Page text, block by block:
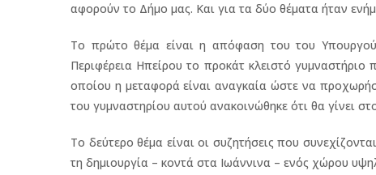
αφορούν το Δήμο μας. Και για τα δύο θέματα ήταν
Το πρώτο θέμα είναι η απόφαση του του
Περιφέρεια Ηπείρου το προκάτ κλειστό
οποίου η μεταφορά είναι αναγκαία ώστε να
του γυμναστηρίου αυτού ανακοινώθηκε ότι θα γίνει
Το δεύτερο θέμα είναι οι συζητήσεις που
τη δημιουργία – κοντά στα Ιωάννινα – ενός χώρου